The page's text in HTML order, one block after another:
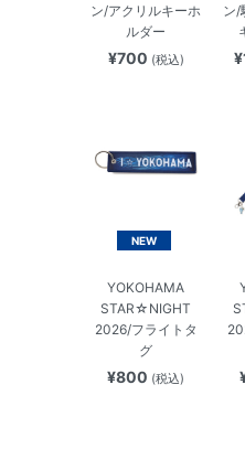
ン/アクリルキーホ
ルダー
¥700 (税込)
ン/
NEW
YOKOHAMA
STAR☆NIGHT
2026/フライトタ
グ
¥800 (税込)